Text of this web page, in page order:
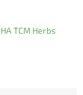
TCM Herbs